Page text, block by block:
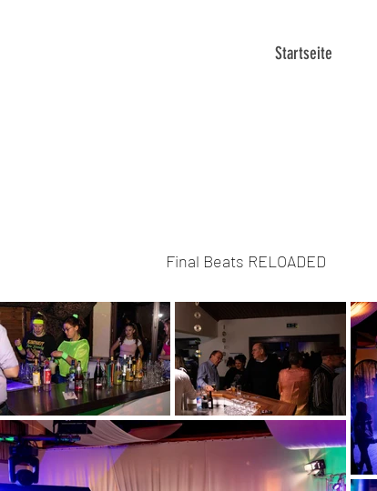
Startseite
Final Beats RELOADED